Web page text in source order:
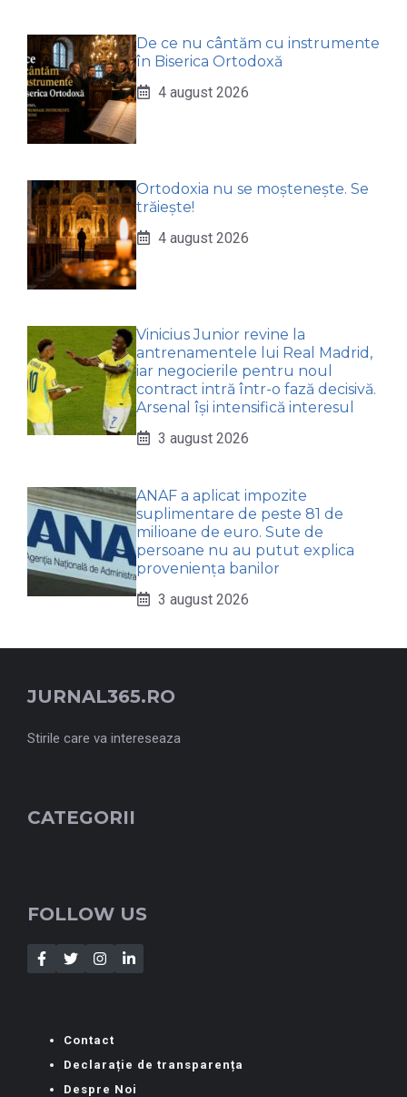
De ce nu cântăm cu instrumente
în Biserica Ortodoxă
4 august 2026
Ortodoxia nu se moștenește. Se
trăiește!
4 august 2026
Vinicius Junior revine la
antrenamentele lui Real Madrid,
iar negocierile pentru noul
contract intră într-o fază decisivă.
Arsenal își intensifică interesul
3 august 2026
ANAF a aplicat impozite
suplimentare de peste 81 de
milioane de euro. Sute de
persoane nu au putut explica
proveniența banilor
3 august 2026
JURNAL365.RO
Stirile care va intereseaza
CATEGORII
FOLLOW US
Contact
Declarație de transparența
Despre Noi